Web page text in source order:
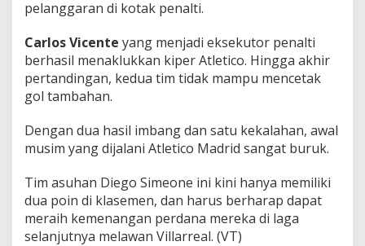
pelanggaran di kotak penalti.
Carlos Vicente yang menjadi eksekutor penalti
berhasil menaklukkan kiper Atletico. Hingga akhir
pertandingan, kedua tim tidak mampu mencetak
gol tambahan.
Dengan dua hasil imbang dan satu kekalahan, awal
musim yang dijalani Atletico Madrid sangat buruk.
Tim asuhan Diego Simeone ini kini hanya memiliki
dua poin di klasemen, dan harus berharap dapat
meraih kemenangan perdana mereka di laga
selanjutnya melawan Villarreal. (VT)